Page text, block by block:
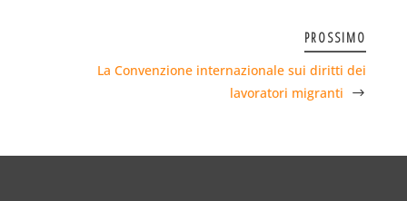
PROSSIMO
La Convenzione internazionale sui diritti dei
lavoratori migranti